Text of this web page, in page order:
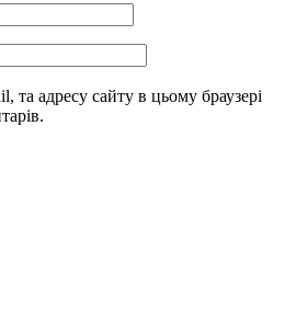
та адресу сайту в цьому браузері